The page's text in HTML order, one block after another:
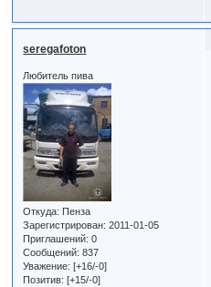
seregafoton
Любитель пива
Откуда: Пенза
Зарегистрирован: 2011-01-05
Приглашений: 0
Сообщений: 837
Уважение: [+16/-0]
Позитив: [+15/-0]